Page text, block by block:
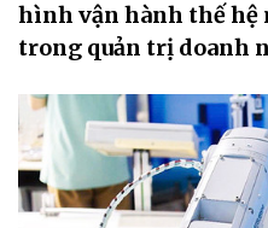
hình vận hành thế hệ
trong quản trị doanh